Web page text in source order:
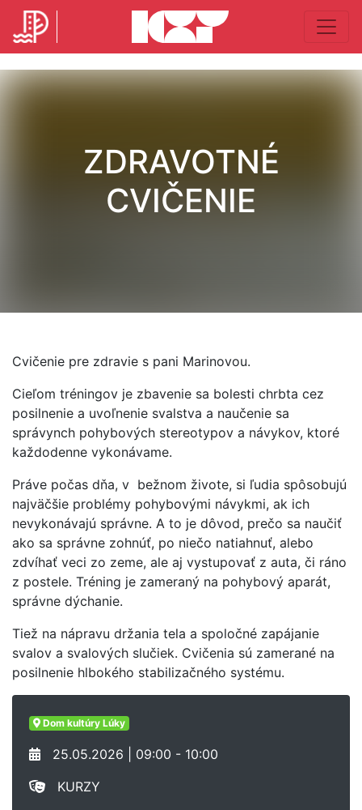
ZDRAVOTNÉ
CVIČENIE
Cvičenie pre zdravie s pani Marinovou.
Cieľom tréningov je zbavenie sa bolesti chrbta cez
posilnenie a uvoľnenie svalstva a naučenie sa
správynch pohybových stereotypov a návykov, ktoré
každodenne vykonávame.
Práve počas dňa, v bežnom živote, si ľudia spôsobujú
najväčšie problémy pohybovými návykmi, ak ich
nevykonávajú správne. A to je dôvod, prečo sa naučiť
ako sa správne zohnúť, po niečo natiahnuť, alebo
zdvíhať veci zo zeme, ale aj vystupovať z auta, či ráno
z postele. Tréning je zameraný na pohybový aparát,
správne dýchanie.
Tiež na nápravu držania tela a spoločné zapájanie
svalov a svalových slučiek. Cvičenia sú zamerané na
posilnenie hlbokého stabilizačného systému.
Dom kultúry Lúky
25.05.2026 | 09:00 - 10:00
KURZY